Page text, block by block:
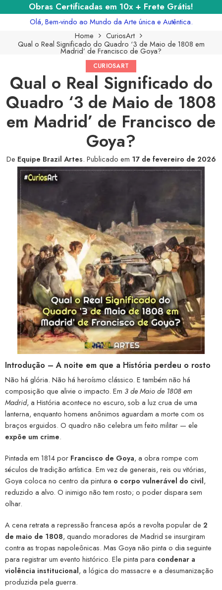
Obras Certificadas em 10x + Frete Grátis!
Olá, Bem-vindo ao Mundo da Arte única e Autêntica.
Home
CuriosArt
Qual o Real Significado do Quadro ‘3 de Maio de 1808 em
Madrid’ de Francisco de Goya?
CURIOSART
Qual o Real Significado do
Quadro ‘3 de Maio de 1808
em Madrid’ de Francisco de
Goya?
De Equipe Brazil Artes. Publicado em 17 de fevereiro de 2026
Introdução – A noite em que a História perdeu o rosto
Não há glória. Não há heroísmo clássico. E também não há
composição que alivie o impacto. Em 3 de Maio de 1808 em
Madrid, a História acontece no escuro, sob a luz crua de uma
lanterna, enquanto homens anônimos aguardam a morte com os
braços erguidos. O quadro não celebra um feito militar — ele
expõe um crime.
Pintada em 1814 por Francisco de Goya, a obra rompe com
séculos de tradição artística. Em vez de generais, reis ou vitórias,
Goya coloca no centro da pintura o corpo vulnerável do civil,
reduzido a alvo. O inimigo não tem rosto; o poder dispara sem
olhar.
A cena retrata a repressão francesa após a revolta popular de 2
de maio de 1808, quando moradores de Madrid se insurgiram
contra as tropas napoleônicas. Mas Goya não pinta o dia seguinte
para registrar um evento histórico. Ele pinta para condenar a
violência institucional, a lógica do massacre e a desumanização
produzida pela guerra.